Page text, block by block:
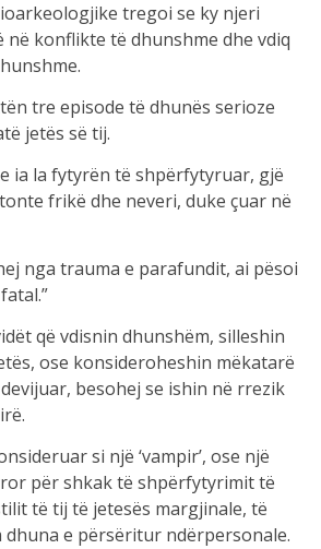
tregoi se ky njeri
në konflikte të dhunshme dhe vdiq
tre episode të dhunës serioze
jetës së tij.
ia la fytyrën të shpërfytyruar, gjë
frikë dhe neveri, duke çuar në
nga trauma e parafundit, ai pësoi
që vdisnin dhunshëm, silleshin
ose konsideroheshin mëkatarë
besohej se ishin në rrezik
si një ‘vampir’, ose një
për shkak të shpërfytyrimit të
të tij të jetesës margjinale, të
e përsëritur ndërpersonale.